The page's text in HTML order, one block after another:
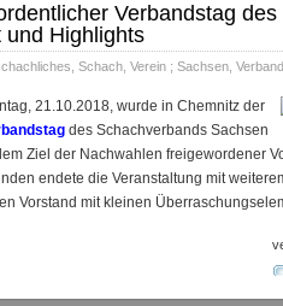
Ver­bands­tag
und High­lights
Schach Verein ; Sachsen Verband
21.10.2018, wurde in Chemnitz der
des Schach­ver­bands Sachsen
Ziel der Nach­wahlen frei­ge­wor­dener
endete die Ver­an­stal­tung mit
Vor­stand mit kleinen